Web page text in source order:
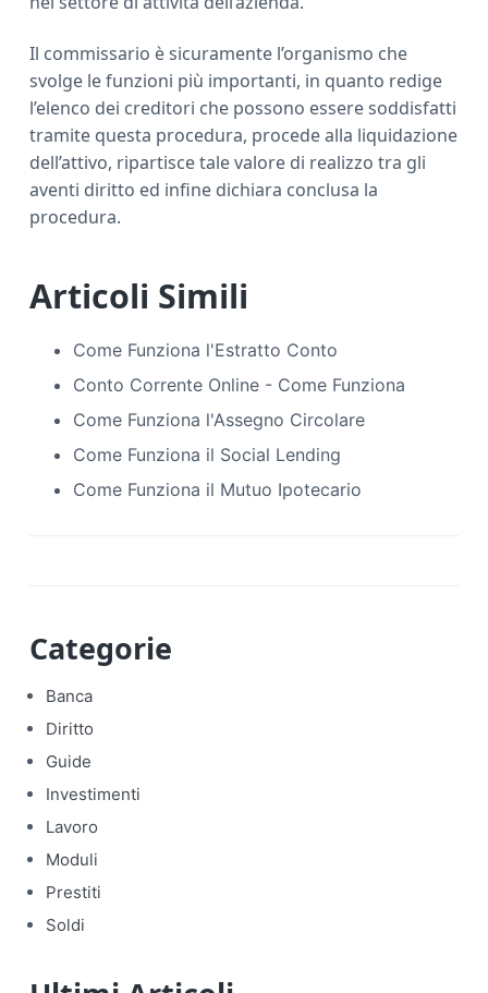
Il commissario è sicuramente l’organismo che
svolge le funzioni più importanti, in quanto redige
l’elenco dei creditori che possono essere soddisfatti
tramite questa procedura, procede alla liquidazione
dell’attivo, ripartisce tale valore di realizzo tra gli
aventi diritto ed infine dichiara conclusa la
procedura.
Articoli Simili
Come Funziona l'Estratto Conto
Conto Corrente Online - Come Funziona
Come Funziona l'Assegno Circolare
Come Funziona il Social Lending
Come Funziona il Mutuo Ipotecario
Categorie
Banca
Diritto
Guide
Investimenti
Lavoro
Moduli
Prestiti
Soldi